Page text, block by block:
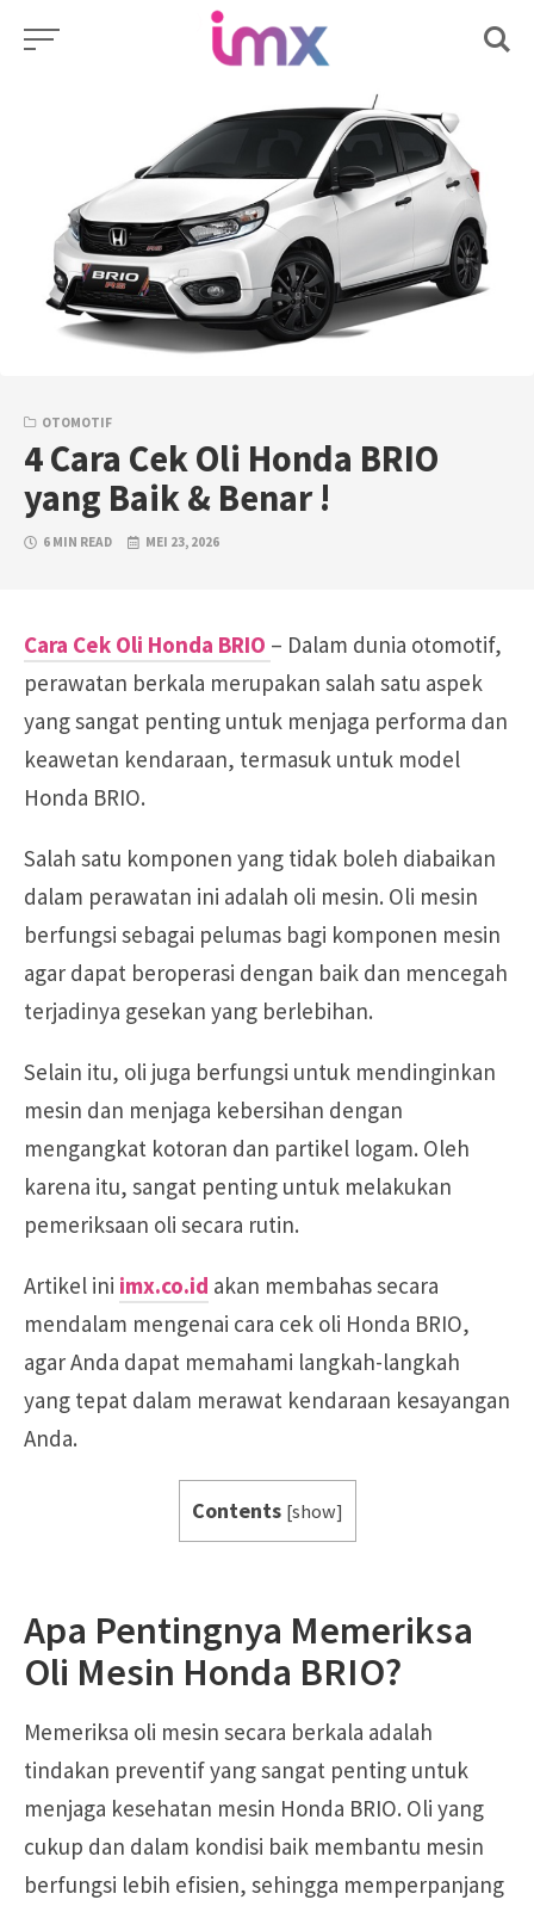
OTOMOTIF
4 Cara Cek Oli Honda BRIO
yang Baik & Benar !
6 MIN READ MEI 23, 2026
Cara Cek Oli Honda BRIO – Dalam dunia otomotif,
perawatan berkala merupakan salah satu aspek
yang sangat penting untuk menjaga performa dan
keawetan kendaraan, termasuk untuk model
Honda BRIO.
Salah satu komponen yang tidak boleh diabaikan
dalam perawatan ini adalah oli mesin. Oli mesin
berfungsi sebagai pelumas bagi komponen mesin
agar dapat beroperasi dengan baik dan mencegah
terjadinya gesekan yang berlebihan.
Selain itu, oli juga berfungsi untuk mendinginkan
mesin dan menjaga kebersihan dengan
mengangkat kotoran dan partikel logam. Oleh
karena itu, sangat penting untuk melakukan
pemeriksaan oli secara rutin.
Artikel ini imx.co.id akan membahas secara
mendalam mengenai cara cek oli Honda BRIO,
agar Anda dapat memahami langkah-langkah
yang tepat dalam merawat kendaraan kesayangan
Anda.
Contents [show]
Apa Pentingnya Memeriksa
Oli Mesin Honda BRIO?
Memeriksa oli mesin secara berkala adalah
tindakan preventif yang sangat penting untuk
menjaga kesehatan mesin Honda BRIO. Oli yang
cukup dan dalam kondisi baik membantu mesin
berfungsi lebih efisien, sehingga memperpanjang